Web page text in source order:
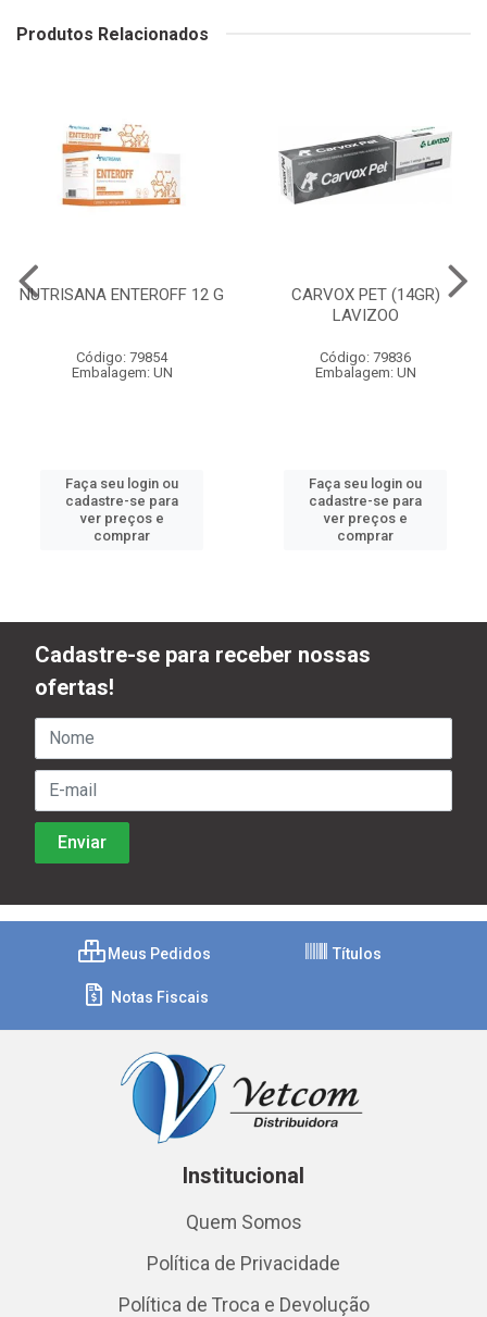
Produtos Relacionados
NUTRISANA ENTEROFF 12 G
Código: 79854
Embalagem: UN
Faça seu login ou
cadastre-se para
ver preços e
comprar
CARVOX PET (14GR)
LAVIZOO
Código: 79836
Embalagem: UN
Faça seu login ou
cadastre-se para
ver preços e
comprar
Cadastre-se para receber nossas
ofertas!
Meus Pedidos Títulos
Notas Fiscais
Institucional
Quem Somos
Política de Privacidade
Política de Troca e Devolução